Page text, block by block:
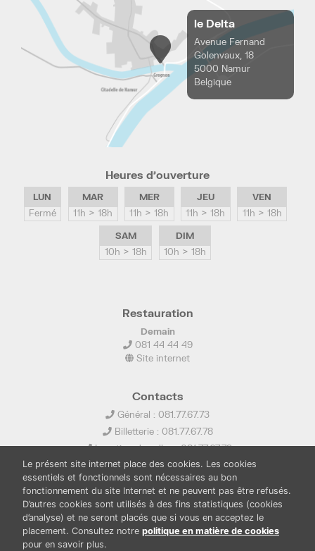
le Delta
Avenue Fernand
Golenvaux, 18
5000 Namur
Belgique
Heures d’ouverture
LUN
Fermé
MAR
11h > 18h
MER
11h > 18h
JEU
11h > 18h
VEN
11h > 18h
SAM
10h > 18h
DIM
10h > 18h
Restauration
Demain
081 44 44 49
Site internet
Contacts
Général : 081.77.67.73
Billetterie : 081.77.67.78
Location de salles : 081.77.67.79
info@ledelta.be
Le présent site internet place des cookies. Les cookies
essentiels et fonctionnels sont nécessaires au bon
fonctionnement du site Internet et ne peuvent pas être refusés.
D’autres cookies sont utilisés à des fins statistiques (cookies
d’analyse) et ne seront placés que si vous en acceptez le
placement. Consultez notre politique en matière de cookies
pour en savoir plus.